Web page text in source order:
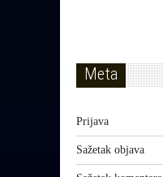
Meta
Prijava
Sažetak objava